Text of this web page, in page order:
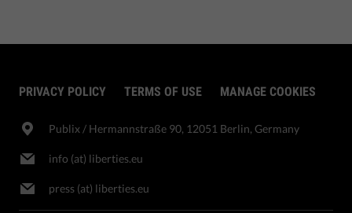
PRIVACY POLICY TERMS OF USE MANAGE COOKIES
Publix​ / Hermannstraße 90, 12051 Berlin, Germany
info (at) liberties.eu
press (at) liberties.eu